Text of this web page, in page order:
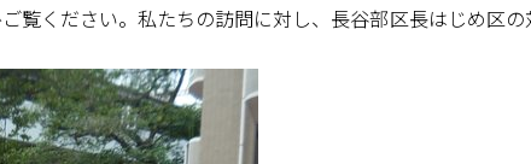
覧ください。私たちの訪問に対し、長谷部区長はじめ区